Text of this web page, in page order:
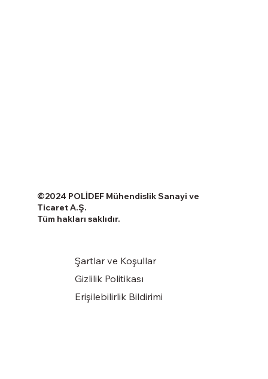
Şartlar ve Koşullar
Gizlilik Politikası
Erişilebilirlik Bildirimi
©2024 POLİDEF Mühendislik Sanayi ve
Ticaret A.Ş.
Tüm hakları saklıdır.